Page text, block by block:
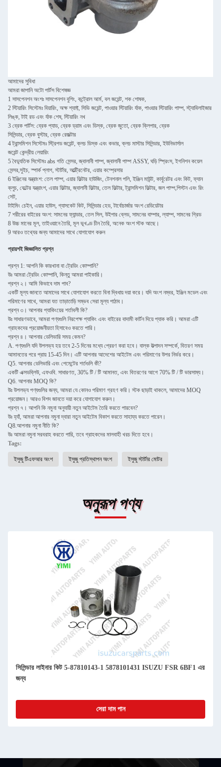
আমাদের সুবিধা
আমরা জাপানি অটো পার্টস বিশেষজ্ঞ
1 সাসপেনশন অংশঃ সাসপেনশন বুশিং, কন্ট্রোল আর্ম, বল জয়েন্ট, শক শোষক,
2 স্টিয়ারিং সিস্টেমঃ বিয়ারিং, অক্ষ শ্যাফ্ট, সিভি জয়েন্ট, পাওয়ার স্টিয়ারিং র্যাক, পাওয়ার স্টিয়ারিং পাম্প, স্ট্যাবিলাইজার
লিঙ্ক, টাই রড এবং র্যাক শেষ, স্টিয়ারিং নখ
3 ব্রেক পার্টস: ব্রেক প্যাড, ব্রেক ড্রাম এবং ডিস্ক, ব্রেক জুতো, ব্রেক ক্লিপার, ব্রেক
সিলিন্ডার, ব্রেক বুস্টার, ব্রেক রেজল্টার
4 ট্রান্সমিশন সিস্টেমঃ স্ট্রিপড জয়েন্ট, ক্লচ ডিস্ক এবং কভার, ক্লচ মাস্টার সিলিন্ডার, ইউনিভার্সাল
জয়েন্ট কেন্দ্রীয় লেয়ারিং
5 বৈদ্যুতিক সিস্টেমঃ abs গতি সেন্সর, জ্বালানী পাম্প, জ্বালানী পাম্প ASSY, ঘড়ি স্প্রিংস, ইগনিশন কয়েল
সেন্সর,সুইচ, স্পার্ক প্লাগ, স্টার্টার, আল্ট্রিনেটর, এয়ার কম্প্রেসার
6 ইঞ্জিনের যন্ত্রাংশ: তেল পাম্প, এয়ার ফিল্টার হাউজিং, টেনশনাল পলি, ইঞ্জিন মাউন্ট, কার্বুরেটর এবং কিট, ফ্যান
ক্লুচ, বেল্টের যন্ত্রাংশ, এয়ার ফিল্টার, জ্বালানী ফিল্টার, তেল ফিল্টার, ট্রান্সমিশন ফিল্টার, জল পাম্প,পিস্টন এবং রিং
সেট,
টাইমিং চেইন, এয়ার হাউস, গ্যাসকেট কিট, সিলিন্ডার হেড, টার্বোচার্জার অংশ রেডিয়েটার
7 শরীরের বাইরের অংশ: সামনের ফ্যান্ডার, তেল সিল, উইপার ব্লেড, সামনের বাম্পার, ল্যাম্প, সামনের গ্রিড
8 উচ্চ মানের মূল, তাইওয়ানে তৈরি, মূল ভূখণ্ড চীন তৈরি, অনেক অংশ স্টক আছে।
9 আরও তথ্যের জন্য আমাদের সাথে যোগাযোগ করুন
প্রায়শই জিজ্ঞাসিত প্রশ্ন
প্রশ্ন 1: আপনি কি কারখানা বা ট্রেডিং কোম্পানি?
উঃ আমরা ট্রেডিং কোম্পানি, কিন্তু আমরা পাইকারি।
প্রশ্ন ২। আমি কিভাবে দাম পাব?
একটি মূল্য জানতে আমাদের সাথে যোগাযোগ করতে বিনা দ্বিধায় দয়া করে। যদি অংশ নম্বর, ইঞ্জিন মডেল এবং
পরিমাণের সাথে, আমরা যত তাড়াতাড়ি সম্ভব সেরা মূল্য পাঠাব।
প্রশ্ন ৩। আপনার প্যাকিংয়ের শর্তাবলী কি?
উঃ সাধারণভাবে, আমরা পণ্যগুলি নিরপেক্ষ প্যাকিং এবং বাইরের বাদামী কার্টন দিয়ে প্যাক করি। আমরা এটি
গ্রাহকদের প্রয়োজনীয়তা হিসাবেও করতে পারি।
প্রশ্ন ৪। আপনার ডেলিভারি সময় কেমন?
A. পণ্যগুলি যদি উপলভ্য হয় তবে 2-5 দিনের মধ্যে প্রেরণ করা হবে। বাল্ক উত্পাদন সম্পর্কে, বিতরণ সময়
আমানতের পরে প্রায় 15-45 দিন। এটি আপনার আদেশের আইটেম এবং পরিমাণের উপর নির্ভর করে।
Q5. আপনার ডেলিভারি এবং পেমেন্টের শর্তগুলি কী?
একটি এক্সডব্লিউ, এফওবি. সাধারণত, 30% টি / টি আমানত, এবং বিতরণের আগে 70% টি / টি ভারসাম্য।
Q6. আপনার MOQ কি?
উঃ উপলভ্য পণ্যগুলির জন্য, আমরা যে কোনও পরিমাণ গ্রহণ করি। স্টক ছাড়াই থাকলে, আমাদের MOQ
প্রয়োজন। আরও বিশদ জানতে দয়া করে যোগাযোগ করুন।
প্রশ্ন ৭। আপনি কি নমুনা অনুযায়ী নতুন আইটেম তৈরি করতে পারবেন?
উঃ হ্যাঁ, আমরা আপনার নমুনা দ্বারা নতুন আইটেম বিকাশ করতে সাহায্য করতে পারেন।
Q8.আপনার নমুনা নীতি কি?
উঃ আমরা নমুনা সরবরাহ করতে পারি, তবে গ্রাহকদের মালবাহী খরচ দিতে হবে।
Tags:
ইসুজু টিএফআর অংশ ইসুজু প্রতিস্থাপন অংশ ইসুজু স্টার্টার মোটর
অনুরূপ পণ্য
সিলিন্ডার লাইনার কিট 5-87810143-1 5878101431 ISUZU FSR 6BF1 এর
জন্য
সেরা দাম পান